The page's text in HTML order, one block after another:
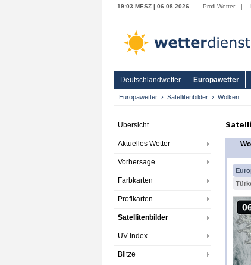
19:03 MESZ | 06.08.2026 Profi-Wetter |
Deutschlandwetter Europawetter
Europawetter Satellitenbilder Wolken
Übersicht
Aktuelles Wetter
Vorhersage
Farbkarten
Profikarten
Satellitenbilder
UV-Index
Blitze